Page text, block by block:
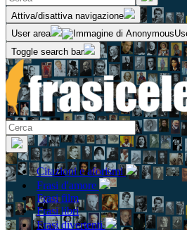
Attiva/disattiva navigazione
User area
Toggle search bar
Citazioni e aforismi
Frasi d'amore
Frasi film
Frasi libri
Frasi divertenti